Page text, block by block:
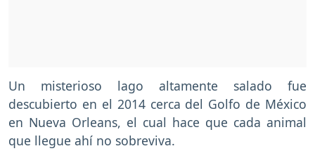
Un misterioso lago altamente salado fue
descubierto en el 2014 cerca del Golfo de México
en Nueva Orleans, el cual hace que cada animal
que llegue ahí no sobreviva.